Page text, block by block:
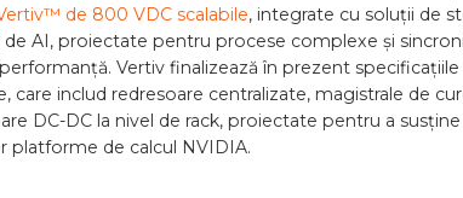
de 800 VDC scalabile, integrate cu soluții de
de AI, proiectate pentru procese complexe și
Vertiv finalizează în prezent
care includ redresoare centralizate, magistrale de
DC-DC la nivel de rack, proiectate pentru a
platforme de calcul NVIDIA.